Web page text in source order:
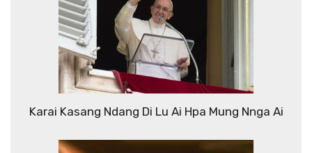
Karai Kasang Ndang Di Lu Ai Hpa Mung Nnga Ai